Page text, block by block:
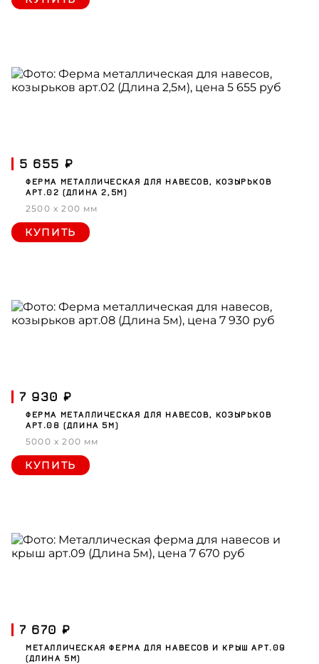
5 655 ₽
ФЕРМА МЕТАЛЛИЧЕСКАЯ ДЛЯ НАВЕСОВ, КОЗЫРЬКОВ
АРТ.02 (ДЛИНА 2,5М)
2500 x 200 мм
КУПИТЬ
7 930 ₽
ФЕРМА МЕТАЛЛИЧЕСКАЯ ДЛЯ НАВЕСОВ, КОЗЫРЬКОВ
АРТ.08 (ДЛИНА 5М)
5000 x 200 мм
КУПИТЬ
7 670 ₽
МЕТАЛЛИЧЕСКАЯ ФЕРМА ДЛЯ НАВЕСОВ И КРЫШ АРТ.09
(ДЛИНА 5М)